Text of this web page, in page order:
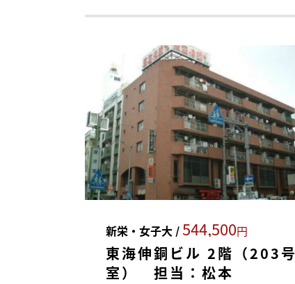
新栄・女子大 /544,500円
東海伸銅ビル 2階（203号
室） 担当：松本